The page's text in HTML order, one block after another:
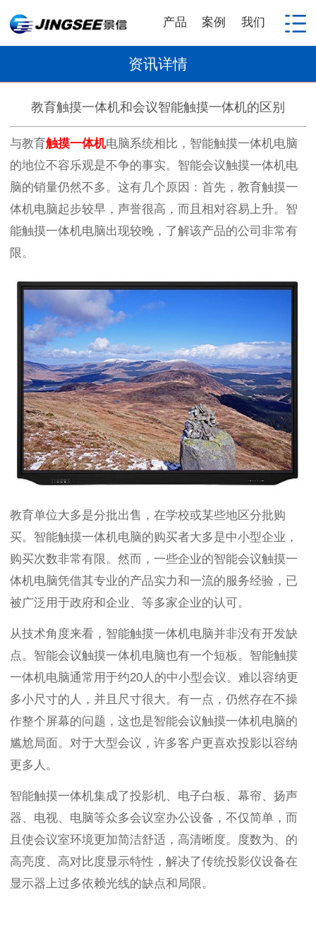
产品 案例 我们
资讯详情
教育触摸一体机和会议智能触摸一体机的区别
与教育触摸一体机电脑系统相比，智能触摸一体机电脑
的地位不容乐观是不争的事实。智能会议触摸一体机电
脑的销量仍然不多。这有几个原因：首先，教育触摸一
体机电脑起步较早，声誉很高，而且相对容易上升。智
能触摸一体机电脑出现较晚，了解该产品的公司非常有
限。
教育单位大多是分批出售，在学校或某些地区分批购
买。智能触摸一体机电脑的购买者大多是中小型企业，
购买次数非常有限。然而，一些企业的智能会议触摸一
体机电脑凭借其专业的产品实力和一流的服务经验，已
被广泛用于政府和企业、等多家企业的认可。
从技术角度来看，智能触摸一体机电脑并非没有开发缺
点。智能会议触摸一体机电脑也有一个短板。智能触摸
一体机电脑通常用于约20 人的中小型会议。难以容纳更
多小尺寸的人，并且尺寸很大。有一点，仍然存在不操
作整个屏幕的问题，这也是智能会议触摸一体机电脑的
尴尬局面。对于大型会议，许多客户更喜欢投影以容纳
更多人。
智能触摸一体机集成了投影机、电子白板、幕帘、扬声
器、电视、电脑等众多会议室办公设备，不仅简单，而
且使会议室环境更加简洁舒适，高清晰度。度数为、的
高亮度、高对比度显示特性，解决了传统投影仪设备在
显示器上过多依赖光线的缺点和局限。